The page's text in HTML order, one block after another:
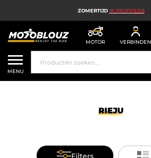
ZOMERTIJD IK PROFITEER
MOTOR VERBINDEN
MOTORHELM
MOTORUITRUSTING HEREN
MENU
RIEJU
Filters